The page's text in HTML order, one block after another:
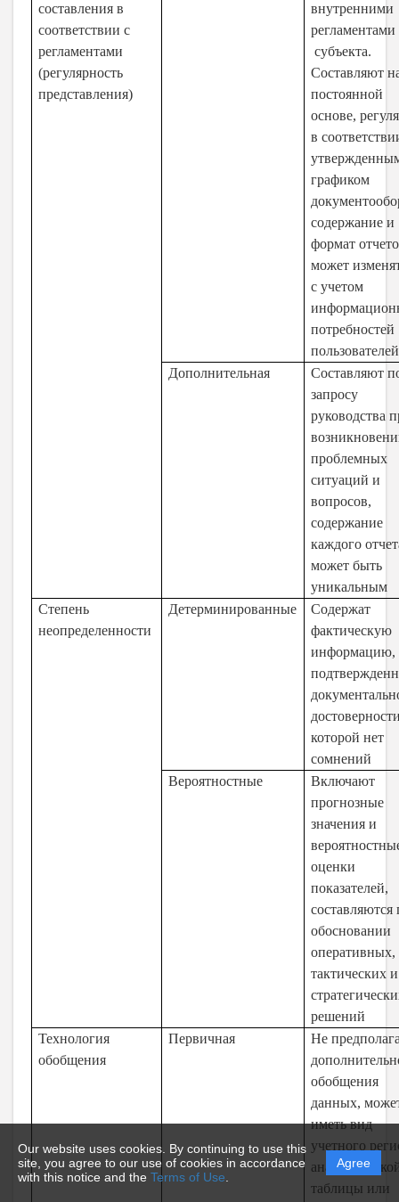
Our website uses cookies. By continuing to use this
site, you agree to our use of cookies in accordance
with this notice and the Terms of Use
Agree
составления в
соответствии с
регламентами
(регулярность
представления)
внутренними
регламентами
субъекта.
Составляют
постоянной
основе,
в
графиком
содержание и
формат
может
с учетом
потребностей
пользователей
Дополнительная
Составляют
запросу
руководства
проблемных
ситуаций и
вопросов,
содержание
каждого
может быть
уникальным
Степень
неопределенности
Детерминированные
Содержат
фактическую
информацию,
которой нет
сомнений
Вероятностные
Включают
прогнозные
значения и
оценки
показателей,
составляются
обосновании
оперативных,
тактических и
решений
Технология
обобщения
Первичная
Не
обобщения
данных,
иметь вид
учетного
таблицы или